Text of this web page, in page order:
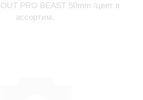
PRO BEAST 50mm /цвет в
ассортим.